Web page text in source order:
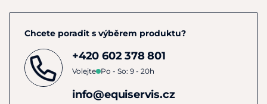
Chcete poradit s výběrem produktu?
+420 602 378 801
Volejte Po - So: 9 - 20h
info@equiservis.cz